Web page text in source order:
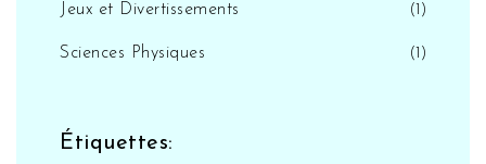
Jeux et Divertissements (1)
Sciences Physiques (1)
Étiquettes: